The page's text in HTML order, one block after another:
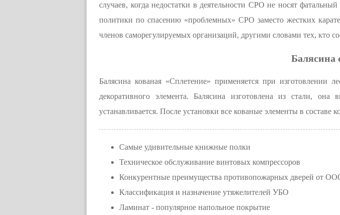
случаев, когда недостатки в деятельности СРО не носят
политики по спасению «проблемных» СРО заместо жестких
членов саморегулируемых организаций, другими словами тех, кто
Балясина
Балясина кованая «Сплетение» применяется при изготовлении
декоративного элемента. Балясина изготовлена из стали,
устанавливается. После установки все кованые элементы в
Самые удивительные книжные полки
Техническое обслуживание винтовых компрессоров
Конкурентные преимущества противопожарных дверей от
Классификация и назначение утяжелителей УБО
Ламинат - популярное напольное покрытие